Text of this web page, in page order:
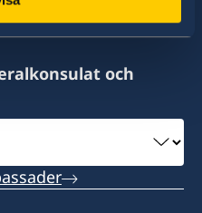
Charlotte
pass.
och